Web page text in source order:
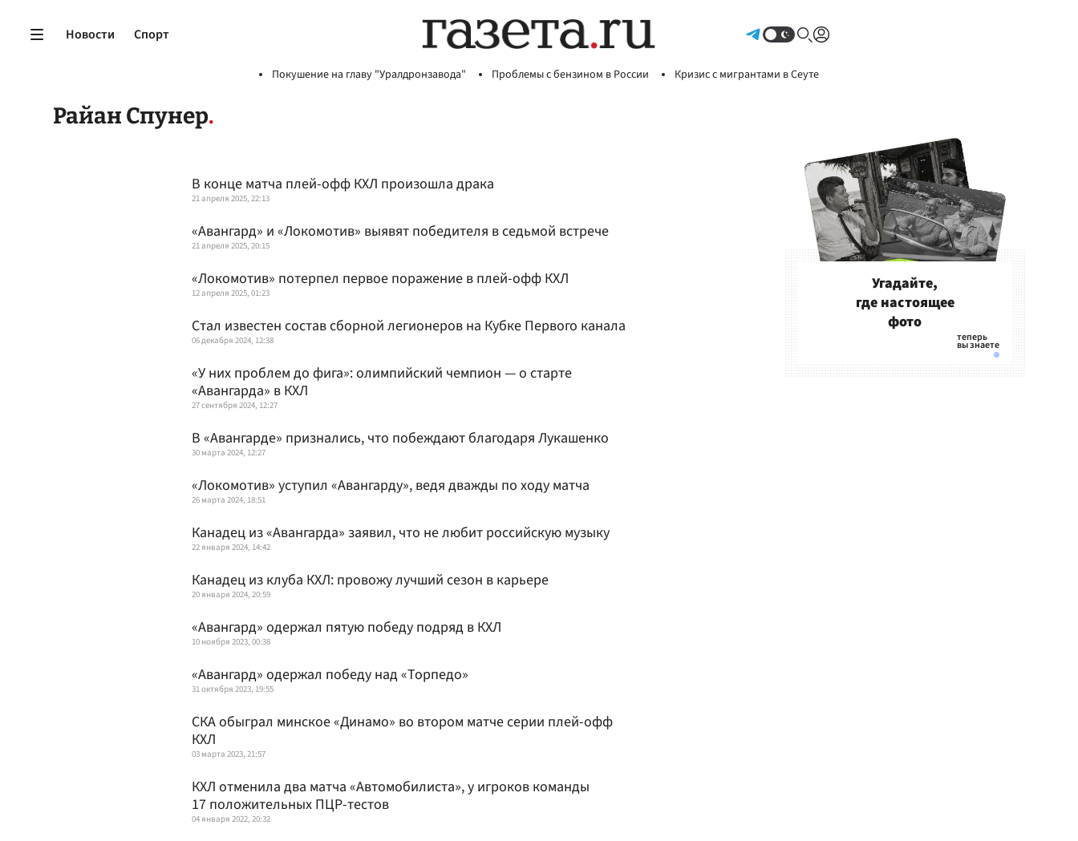
Новости Спорт
Покушение на главу "Уралдронзавода" Проблемы с бензином в России Кризис с мигрантами в Сеуте
Райан Спунер
В конце матча плей-офф КХЛ произошла драка
21 апреля 2025, 22:13
«Авангард» и «Локомотив» выявят победителя в седьмой встрече
21 апреля 2025, 20:15
«Локомотив» потерпел первое поражение в плей-офф КХЛ
12 апреля 2025, 01:23
Стал известен состав сборной легионеров на Кубке Первого канала
06 декабря 2024, 12:38
«У них проблем до фига»: олимпийский чемпион — о старте
«Авангарда» в КХЛ
27 сентября 2024, 12:27
В «Авангарде» признались, что побеждают благодаря Лукашенко
30 марта 2024, 12:27
«Локомотив» уступил «Авангарду», ведя дважды по ходу матча
26 марта 2024, 18:51
Канадец из «Авангарда» заявил, что не любит российскую музыку
22 января 2024, 14:42
Канадец из клуба КХЛ: провожу лучший сезон в карьере
20 января 2024, 20:59
«Авангард» одержал пятую победу подряд в КХЛ
10 ноября 2023, 00:38
«Авангард» одержал победу над «Торпедо»
31 октября 2023, 19:55
СКА обыграл минское «Динамо» во втором матче серии плей-офф
КХЛ
03 марта 2023, 21:57
КХЛ отменила два матча «Автомобилиста», у игроков команды
17 положительных ПЦР-тестов
04 января 2022, 20:32
Угадайте,
где настоящее
фото